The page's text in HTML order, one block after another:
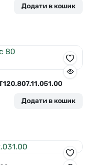
Додати в кошик
Додати в кошик